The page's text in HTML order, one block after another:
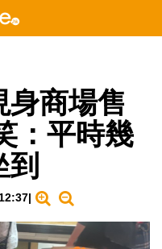
身商場售
：平時幾
|